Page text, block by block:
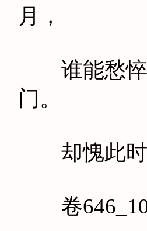
月，
谁能愁悴
门。
却愧此时
卷646_10